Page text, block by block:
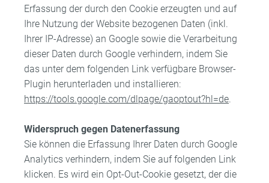
Erfassung der durch den Cookie erzeugten und auf
Ihre Nutzung der Website bezogenen Daten (inkl.
Ihrer IP-Adresse) an Google sowie die Verarbeitung
dieser Daten durch Google verhindern, indem Sie
das unter dem folgenden Link verfügbare Browser-
Plugin herunterladen und installieren:
https://tools.google.com/dlpage/gaoptout?hl=de.
Widerspruch gegen Datenerfassung
Sie können die Erfassung Ihrer Daten durch Google
Analytics verhindern, indem Sie auf folgenden Link
klicken. Es wird ein Opt-Out-Cookie gesetzt, der die